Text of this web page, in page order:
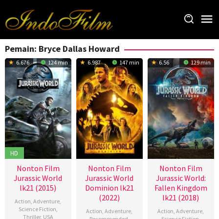
konten
Pemain: Bryce Dallas Howard
6.676 124 min
HD
Nonton Film
Jurassic World
lk21 (2015)
Action ,Adventure
Science Fiction
Thriller, USA
6.987 147 min
Nonton Film
Jurassic World
Dominion lk21
(2022)
Action ,Adventure
6.56 129 min
Nonton Film
Jurassic World:
Fallen Kingdom
lk21 (2018)
Action ,Adventure